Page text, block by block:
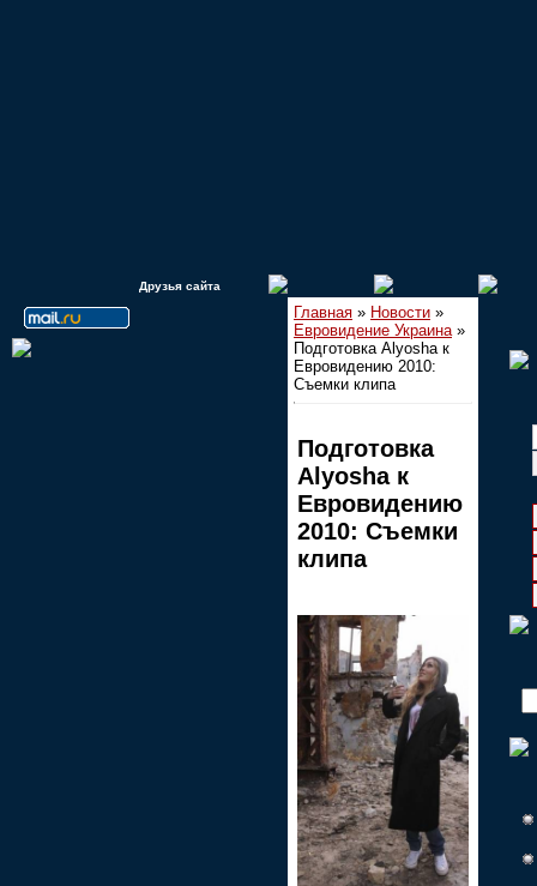
Друзья сайта
Главная » Новости »
Евровидение Украина»
Подготовка Alyosha к
Евровидению 2010:
Съемки клипа
Подготовка
Alyosha к
Евровидению
2010: Съемки
клипа